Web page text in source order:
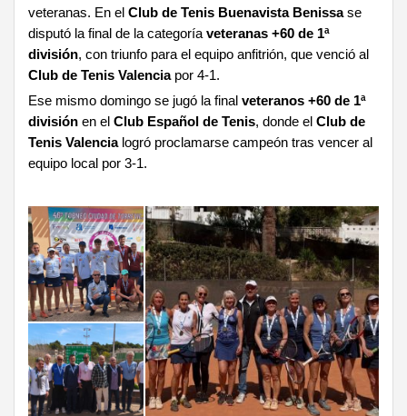
veteranas. En el Club de Tenis Buenavista Benissase
disputó la final de la categoría veteranas +60 de 1ª
división, con triunfo para el equipo anfitrión, que venció al
Club de Tenis Valenciapor 4-1.
Ese mismo domingo se jugó la final veteranos +60 de 1ª
división en el Club Español de Tenis, donde el Club de
Tenis Valencialogró proclamarse campeón tras vencer al
equipo local por 3-1.